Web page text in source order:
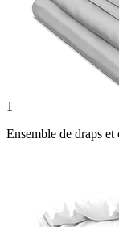
1
Ensemble de draps